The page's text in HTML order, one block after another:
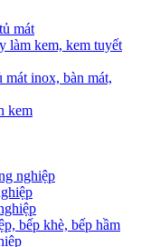
mát
làm kem, kem tuyết
inox, bàn mát,
kem
nghiệp
bếp khè, bếp hầm